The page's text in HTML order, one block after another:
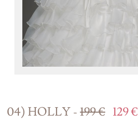
04) HOLLY -199 € 129 €